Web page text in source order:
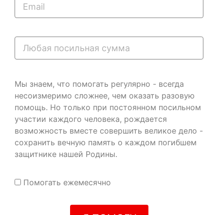
Мы знаем, что помогать регулярно - всегда
несоизмеримо сложнее, чем оказать разовую
помощь. Но только при постоянном посильном
участии каждого человека, рождается
возможность вместе совершить великое дело -
сохранить вечную память о каждом погибшем
защитнике нашей Родины.
Помогать ежемесячно